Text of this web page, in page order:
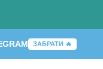
ЗАБРАТИ 🔥